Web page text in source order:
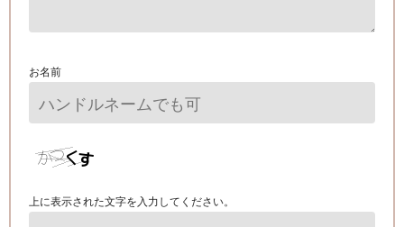
お名前
上に表示された文字を入力してください。